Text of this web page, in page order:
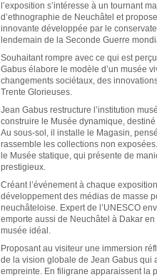
l’exposition s’intéresse à un tournant
d’ethnographie de Neuchâtel et
innovante développée par le
lendemain de la Seconde Guerre
Souhaitant rompre avec ce qui est
Gabus élabore le modèle d’un musée
changements sociétaux, des
Trente Glorieuses.
Jean Gabus restructure l’institution
construire le Musée dynamique,
Au sous-sol, il installe le Magasin,
rassemble les collections non
le Musée statique, qui présente de
prestigieux.
Créant l’événement à chaque
développement des médias de masse
neuchâteloise. Expert de l’UNESCO
emporte aussi de Neuchâtel à Dakar
musée idéal.
Proposant au visiteur une immersion
de la vision globale de Jean Gabus qui
empreinte. En filigrane apparaissent la